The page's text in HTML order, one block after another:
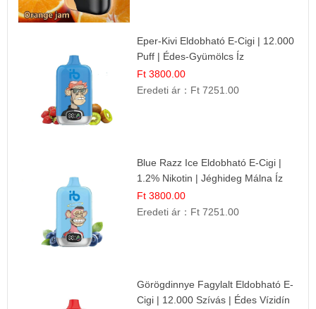
Eper-Kivi Eldobható E-Cigi | 12.000
Puff | Édes-Gyümölcs Íz
Ft 3800.00
Eredeti ár： Ft 7251.00
Blue Razz Ice Eldobható E-Cigi |
1.2% Nikotin | Jéghideg Málna Íz
Ft 3800.00
Eredeti ár： Ft 7251.00
Görögdinnye Fagylalt Eldobható E-
Cigi | 12.000 Szívás | Édes Vízidín